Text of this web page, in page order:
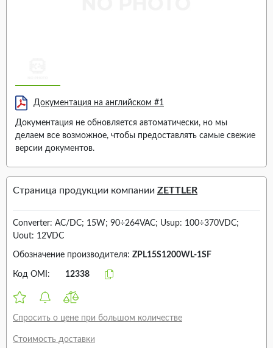
Документация на английском #1
Документация не обновляется автоматически, но мы
делаем все возможное, чтобы предоставлять самые свежие
версии документов.
Страница продукции компании ZETTLER
Converter: AC/DC; 15W; 90÷264VAC; Usup: 100÷370VDC;
Uout: 12VDC
Обозначение производителя: ZPL15S1200WL-1SF
Код OMI: 12338
Спросить о цене при большом количестве
Стоимость доставки